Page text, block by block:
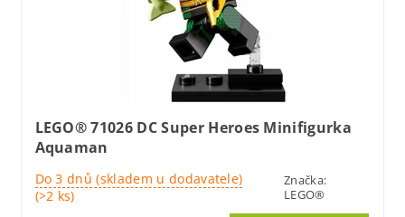
LEGO® 71026 DC Super Heroes Minifigurka
Aquaman
Do 3 dnů (skladem u dodavatele)
(>2 ks)
Značka:
LEGO®